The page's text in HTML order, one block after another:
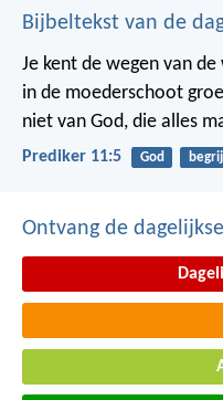
Bijbeltekst van de
Je kent de wegen van
in de moederschoot
niet van God, die alles
Prediker 11:5 God
Ontvang de